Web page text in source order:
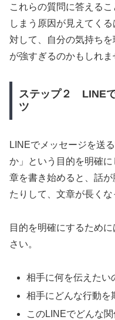
これらの質問に答える
しまう原因が見えてく
対して、自分の気持ち
が強すぎるのかもしれま
ステップ２ LINE
ツ
LINEでメッセージを送
か」という目的を明確
章を書き始めると、話
たりして、文章が長くな
目的を明確にするため
さい。
相手に何を伝えたい
相手にどんな行動を
このLINEでどんな